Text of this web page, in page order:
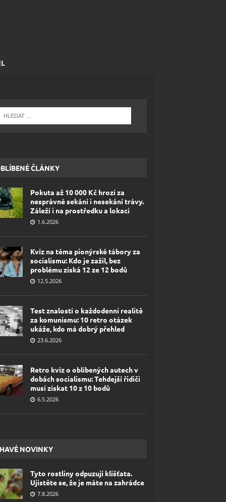
ČLÁNKY
Pokuta až 10 000 Kč hrozí za
nesprávné sekání i nesekání trávy.
Záleží i na prostředku a lokaci
1.6.2026
Kvíz na téma pionýrské tábory za
socialismu: Kdo je zažil, bez
problému získá 12 ze 12 bodů
12.5.2026
Test znalostí o každodenní realitě
za komunismu: 10 retro otázek
ukáže, kdo má dobrý přehled
23.6.2026
Retro kvíz o oblíbených autech v
dobách socialismu: Tehdejší řidiči
musí získat 10 z 10 bodů
6.5.2026
NOVINKY
Tyto rostliny odpuzují klíšťata.
Ujistěte se, že je máte na zahrádce
7.8.2026